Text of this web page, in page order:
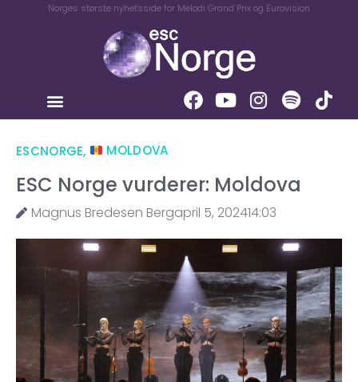
Norges største nyhetsside for Melodi Grand Prix og Eurovision
ESCNORGE, MOLDOVA
ESC Norge vurderer: Moldova
Magnus Bredesen Bergapril 5, 202414:03